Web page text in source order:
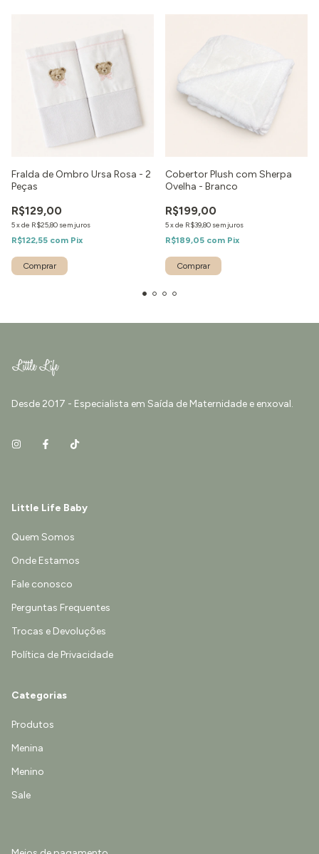
Fralda de Ombro Ursa Rosa - 2
Peças
R$129,00
5xde R$25,80 sem juros
R$122,55 com Pix
Cobertor Plush com Sherpa
Ovelha - Branco
R$199,00
5xde R$39,80 sem juros
R$189,05 com Pix
Desde 2017 - Especialista em Saída de Maternidade e enxoval.
Little Life Baby
Quem Somos
Onde Estamos
Fale conosco
Perguntas Frequentes
Trocas e Devoluções
Política de Privacidade
Categorias
Produtos
Menina
Menino
Sale